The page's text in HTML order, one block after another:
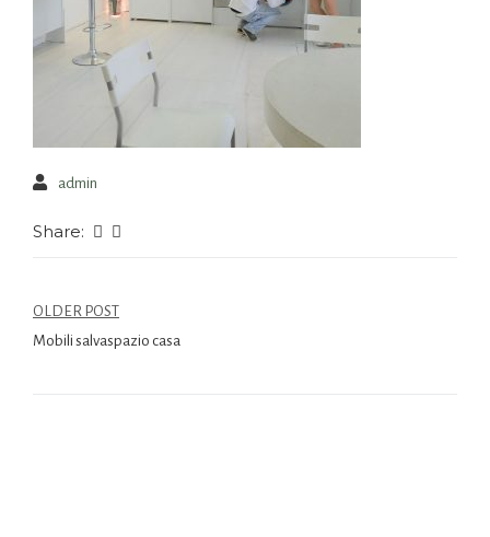
admin
Share:
OLDER POST
Mobili salvaspazio casa